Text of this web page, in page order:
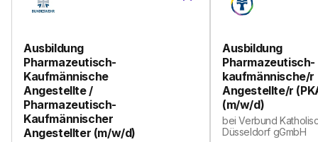
Ausbildung
Pharmazeutisch-
Kaufmännische
Angestellte /
Pharmazeutisch-
Kaufmännischer
Angestellter (m/w/d)
Ausbildung
Pharmazeutisch-
kaufmännische/r
Angestellte/r
(m/w/d)
beiVerbund
Düsseldorf gGmbH